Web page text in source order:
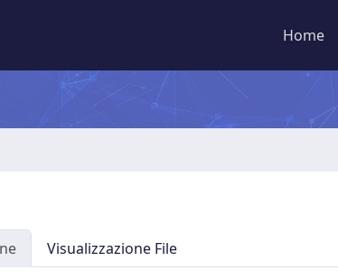
Home
Visualizzazione File